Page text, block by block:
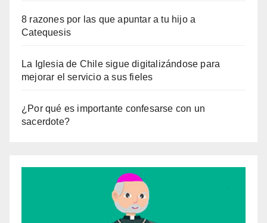
8 razones por las que apuntar a tu hijo a
Catequesis
La Iglesia de Chile sigue digitalizándose para
mejorar el servicio a sus fieles
¿Por qué es importante confesarse con un
sacerdote?